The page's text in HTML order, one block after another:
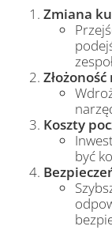
Zmiana
Koszty
być